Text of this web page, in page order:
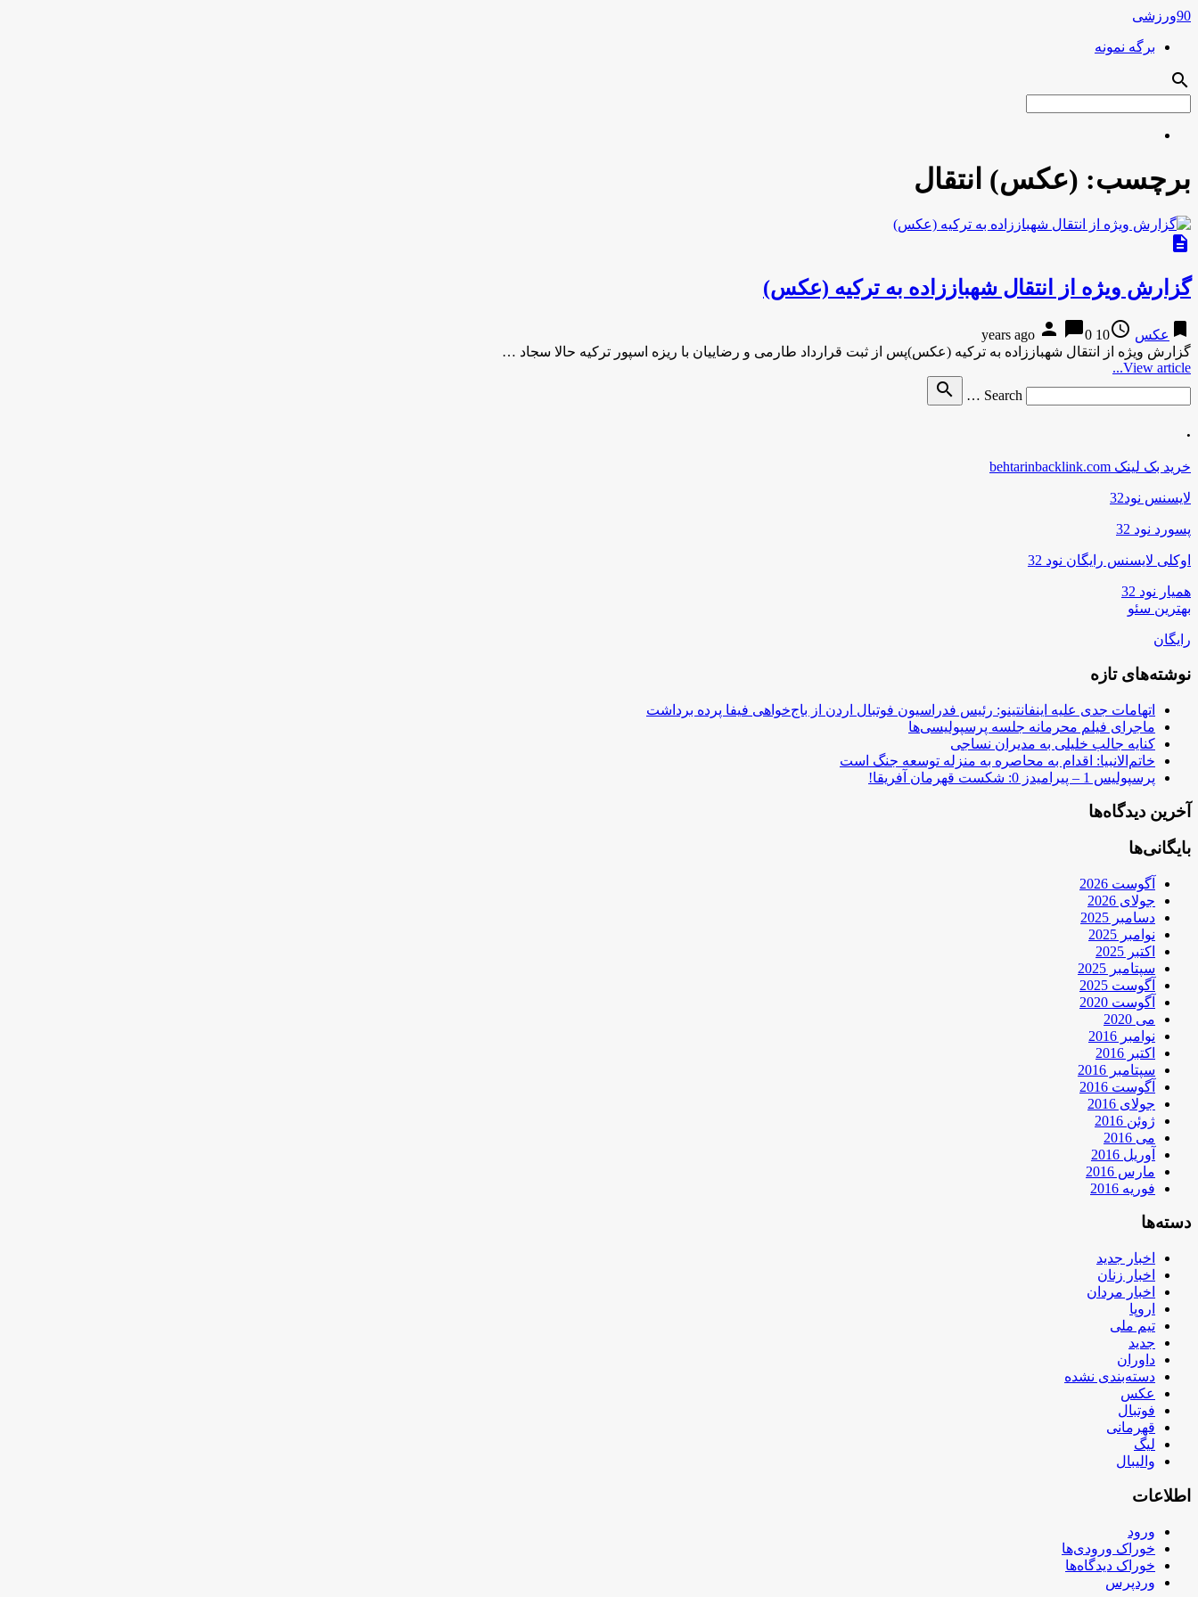
90ورزشی
برگه نمونه
search
برچسب: (عکس) انتقال
description
گزارش ویژه از انتقال شهباززاده به ترکیه (عکس)
bookmark عکس access_time
10 years ago
person chat_bubble0
گزارش ویژه از انتقال شهباززاده به ترکیه (عکس)پس از ثبت قرارداد طارمی و رضاییان با ریزه اسپور ترکیه حالا سجاد …
View article...
Search …
search
.
خرید بک لینک behtarinbacklink.com
لایسنس نود32
پسورد نود 32
اوکلی لایسنس رایگان نود 32
همیار نود 32
بهترین سئو
رایگان
نوشته‌های تازه
اتهامات جدی علیه اینفانتینو: رئیس فدراسیون فوتبال اردن از باج‌خواهی فیفا پرده برداشت
ماجرای فیلم محرمانه جلسه پرسپولیسی‌ها
کنایه جالب خلیلی به مدیران نساجی
خاتم‌الانبیا: اقدام به محاصره به منزله توسعه جنگ است
پرسپولیس 1 – پیرامیدز 0: شکست قهرمان آفریقا!
آخرین دیدگاه‌ها
بایگانی‌ها
آگوست 2026
جولای 2026
دسامبر 2025
نوامبر 2025
اکتبر 2025
سپتامبر 2025
آگوست 2025
آگوست 2020
می 2020
نوامبر 2016
اکتبر 2016
سپتامبر 2016
آگوست 2016
جولای 2016
ژوئن 2016
می 2016
آوریل 2016
مارس 2016
فوریه 2016
دسته‌ها
اخبار جدید
اخبار زنان
اخبار مردان
اروپا
تیم ملی
جدید
داوران
دسته‌بندی نشده
عکس
فوتبال
قهرمانی
لیگ
والیبال
اطلاعات
ورود
خوراک ورودی‌ها
خوراک دیدگاه‌ها
وردپرس